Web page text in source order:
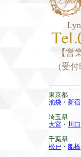
【営
(受付
東京都
池袋 ・ 新宿
埼玉県
大宮 ・ 川口
千葉県
松戸 ・ 船橋